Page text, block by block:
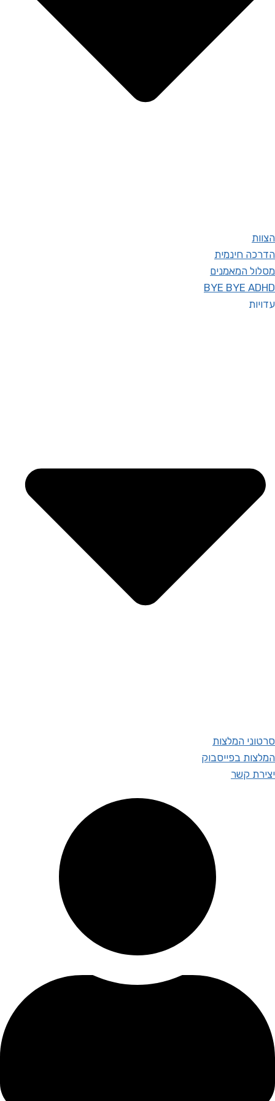
הצוות
הדרכה חינמית
מסלול המאמנים
BYE BYE ADHD
עדויות
סרטוני המלצות
המלצות בפייסבוק
יצירת קשר